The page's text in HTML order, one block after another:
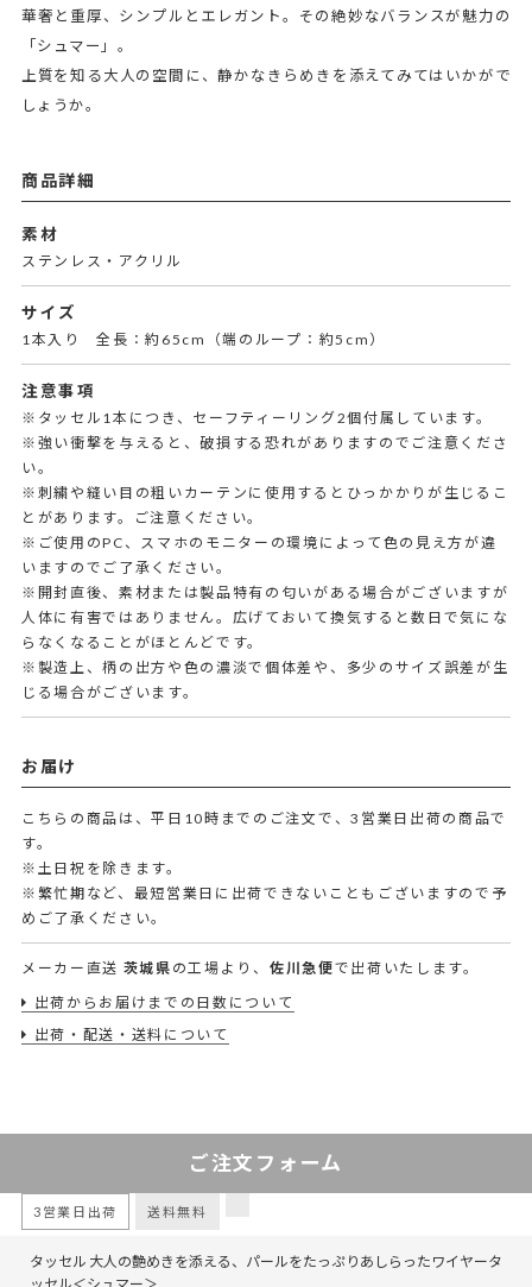
華奢と重厚、シンプルとエレガント。その絶妙なバランスが魅力の
「シュマー」。
上質を知る大人の空間に、静かなきらめきを添えてみてはいかがで
しょうか。
商品詳細
素材
ステンレス・アクリル
サイズ
1本入り 全長：約65cm（端のループ：約5cm）
注意事項
※タッセル1本につき、セーフティーリング2個付属しています。
※強い衝撃を与えると、破損する恐れがありますのでご注意くださ
い。
※刺繍や縫い目の粗いカーテンに使用するとひっかかりが生じるこ
とがあります。ご注意ください。
※ご使用のPC、スマホのモニターの環境によって色の見え方が違
いますのでご了承ください。
※開封直後、素材または製品特有の匂いがある場合がございますが
人体に有害ではありません。広げておいて換気すると数日で気にな
らなくなることがほとんどです。
※製造上、柄の出方や色の濃淡で個体差や、多少のサイズ誤差が生
じる場合がございます。
お届け
こちらの商品は、平日10時までのご注文で、3営業日出荷の商品で
す。
※土日祝を除きます。
※繁忙期など、最短営業日に出荷できないこともございますので予
めご了承ください。
メーカー直送 茨城県 の工場より、 佐川急便で出荷いたします。
出荷からお届けまでの日数について
出荷・配送・送料について
ご注文フォーム
3営業日出荷 送料無料
タッセル 大人の艶めきを添える、パールをたっぷりあしらったワイヤータ